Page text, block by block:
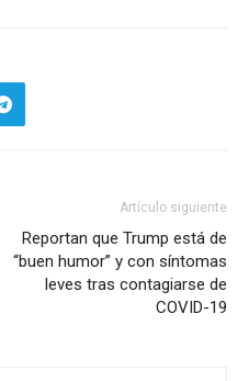
Artículo siguiente
Reportan que Trump está de
“buen humor” y con síntomas
leves tras contagiarse de
COVID-19